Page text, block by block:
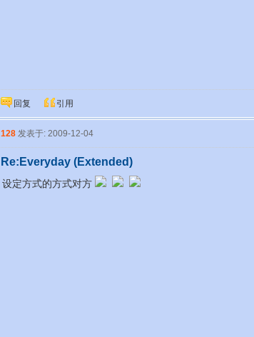
回复 引用
128 发表于: 2009-12-04
Re:Everyday (Extended)
设定方式的方式对方